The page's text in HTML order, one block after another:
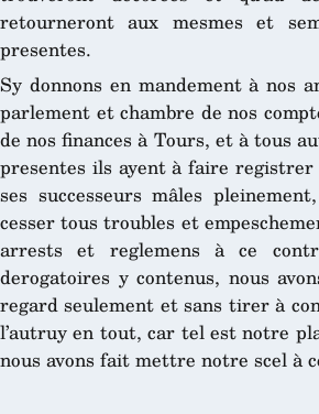
retourneront aux mesmes et
presentes.
Sy donnons en mandement à nos
parlement et chambre de nos
de nos finances à Tours, et à tous
presentes ils ayent à faire
ses successeurs mâles
cesser tous troubles et
arrests et reglemens à ce
derogatoires y contenus, nous
regard seulement et sans tirer à
l’autruy en tout, car tel est notre
nous avons fait mettre notre scel à